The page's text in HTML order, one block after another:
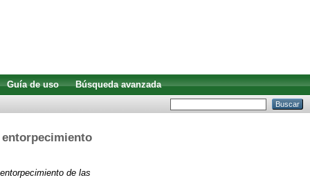
Guía de uso
Búsqueda avanzada
de las